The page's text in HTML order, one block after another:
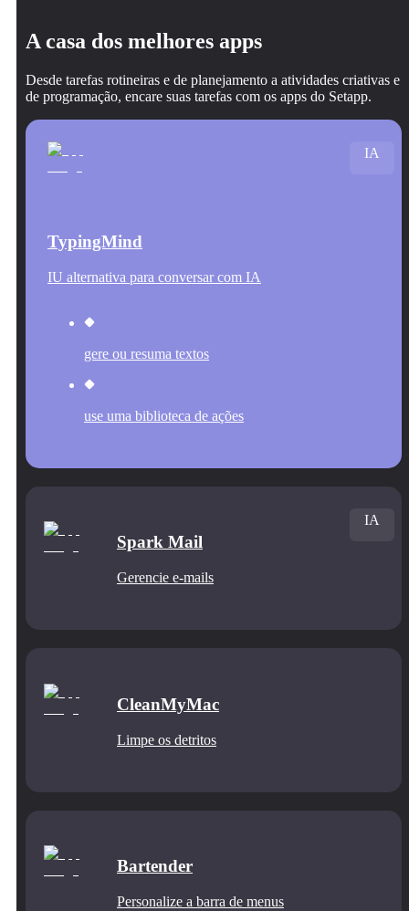
A casa dos melhores apps
Desde tarefas rotineiras e de planejamento a atividades criativas e
de programação, encare suas tarefas com os apps do Setapp.
TypingMind
IU alternativa para conversar com IA
gere ou resuma textos
use uma biblioteca de ações
IA
Spark Mail
Gerencie e‑mails
IA
CleanMyMac
Limpe os detritos
Bartender
Personalize a barra de menus